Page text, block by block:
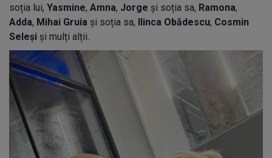
soția lui, Yasmine, Amna, Jorge și soția sa, Ramona,
Adda, Mihai Gruia și soția sa, Ilinca Obădescu, Cosmin
Seleși și mulți alții.